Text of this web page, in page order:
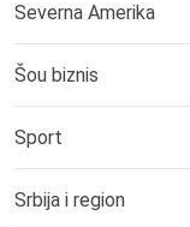
Severna Amerika
Šou biznis
Sport
Srbija i region